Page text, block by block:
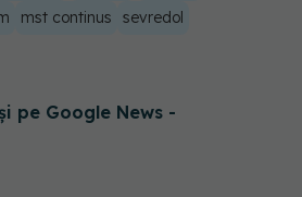
mst continus
sevredol
pe Google News -